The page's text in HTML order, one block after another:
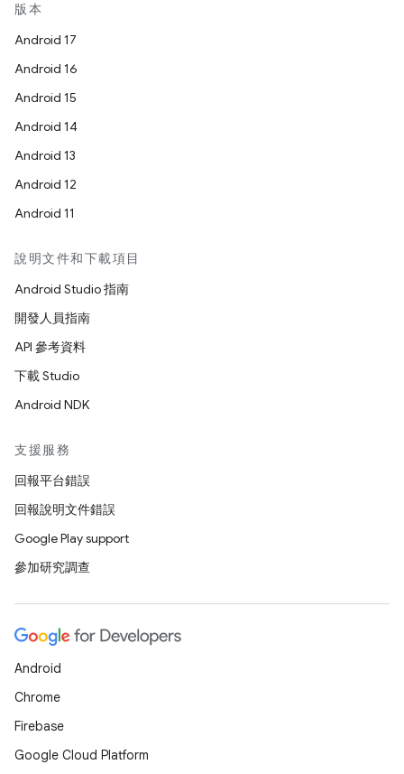
版本
Android 17
Android 16
Android 15
Android 14
Android 13
Android 12
Android 11
說明文件和下載項目
Android Studio 指南
開發人員指南
API 參考資料
下載 Studio
Android NDK
支援服務
回報平台錯誤
回報說明文件錯誤
Google Play support
參加研究調查
Android
Chrome
Firebase
Google Cloud Platform